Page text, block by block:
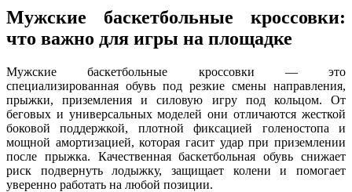
Мужские баскетбольные кроссовки:
что важно для игры на площадке
Мужские баскетбольные кроссовки — это
специализированная обувь под резкие смены направления,
прыжки, приземления и силовую игру под кольцом. От
беговых и универсальных моделей они отличаются жесткой
боковой поддержкой, плотной фиксацией голеностопа и
мощной амортизацией, которая гасит удар при приземлении
после прыжка. Качественная баскетбольная обувь снижает
риск подвернуть лодыжку, защищает колени и помогает
уверенно работать на любой позиции.